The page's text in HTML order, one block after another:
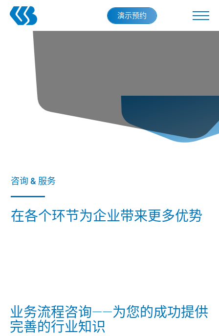
Skip
演示预约
咨询 & 服务
在各个环节为企业带来更多优势
业务流程咨询——为您的成功提供
完善的行业知识